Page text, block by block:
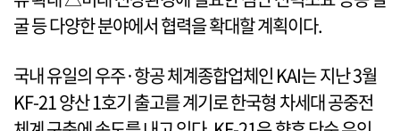
굴 등 다양한 분야에서 협력을 확대할 계획이다.
국내 유일의 우주·항공 체계종합업체인 KAI는 지난 3월
KF-21 양산 1호기 출고를 계기로 한국형 차세대 공중전